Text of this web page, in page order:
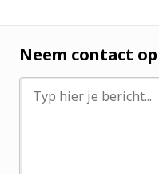
Neem contact op